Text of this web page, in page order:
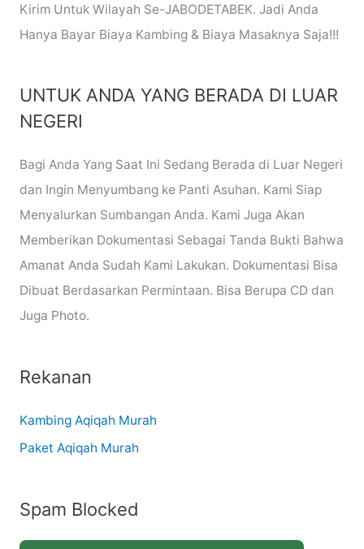
Kirim Untuk Wilayah Se-JABODETABEK. Jadi Anda
Hanya Bayar Biaya Kambing & Biaya Masaknya Saja!!!
UNTUK ANDA YANG BERADA DI LUAR
NEGERI
Bagi Anda Yang Saat Ini Sedang Berada di Luar Negeri
dan Ingin Menyumbang ke Panti Asuhan. Kami Siap
Menyalurkan Sumbangan Anda. Kami Juga Akan
Memberikan Dokumentasi Sebagai Tanda Bukti Bahwa
Amanat Anda Sudah Kami Lakukan. Dokumentasi Bisa
Dibuat Berdasarkan Permintaan. Bisa Berupa CD dan
Juga Photo.
Rekanan
Kambing Aqiqah Murah
Paket Aqiqah Murah
Spam Blocked